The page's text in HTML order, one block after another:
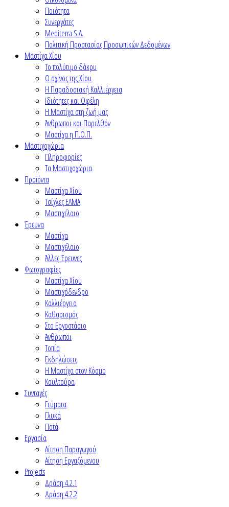
Ποιότητα
Συνεργάτες
Mediterra S.A.
Πολιτική Προστασίας Προσωπικών Δεδομένων
Μαστίχα Χίου
Το πολύτιμο δάκρυ
Ο σχίνος της Χίου
Η Παραδοσιακή Καλλιέργεια
Ιδιότητες και Οφέλη
Η Μαστίχα στη ζωή μας
Άνθρωποι και Παρελθόν
Μαστίχα η Π.Ο.Π.
Μαστιχοχώρια
Πληροφορίες
Τα Μαστιχοχώρια
Προϊόντα
Μαστίχα Χίου
Τσίχλες ΕΛΜΑ
Μαστιχέλαιο
Έρευνα
Μαστίχα
Μαστιχέλαιο
Άλλες Έρευνες
Φωτογραφίες
Μαστίχα Χίου
Μαστιχόδενδρο
Καλλιέργεια
Καθαρισμός
Στο Εργοστάσιο
Άνθρωποι
Τοπία
Εκδηλώσεις
Η Μαστίχα στον Κόσμο
Κουλτούρα
Συνταγές
Γεύματα
Γλυκά
Ποτά
Εργασία
Αίτηση Παραγωγού
Αίτηση Εργαζόμενου
Projects
Δράση 4.2.1
Δράση 4.2.2